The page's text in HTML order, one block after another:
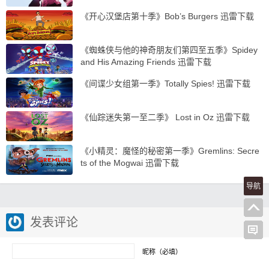
《开心汉堡店第十季》Bob’s Burgers 迅雷下载
《蜘蛛侠与他的神奇朋友们第四至五季》Spidey
and His Amazing Friends 迅雷下载
《间谍少女组第一季》Totally Spies! 迅雷下载
《仙踪迷失第一至二季》 Lost in Oz 迅雷下载
《小精灵：魔怪的秘密第一季》Gremlins: Secre
ts of the Mogwai 迅雷下载
发表评论
昵称（必填）
导航